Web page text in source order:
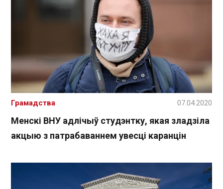
Менскі ВНУ адлічыў студэнтку, якая зладзіла
акцыю з патрабаваннем увесці каранцін
Грамадства 07.04.2020